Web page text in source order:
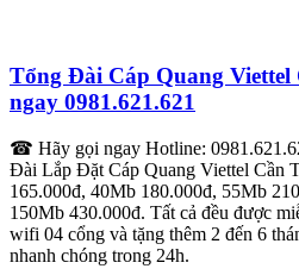
Tổng Đài Cáp Quang Viettel
ngay 0981.621.621
☎ Hãy gọi ngay Hotline:
Đài Lắp Đặt Cáp Quang Viettel Cần
165.000đ, 40Mb 180.000đ, 55Mb
150Mb 430.000đ. Tất cả đều được
wifi 04 cổng và tặng thêm 2 đến 6
nhanh chóng trong 24h.